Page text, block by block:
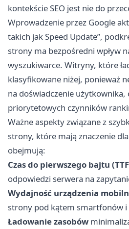
kontekście SEO jest nie do
Wprowadzenie przez Google
takich jak Speed Update”,
strony ma bezpośredni wpływ
wyszukiwarce. Witryny, które
klasyfikowane niżej, ponieważ
na doświadczenie użytkownika,
priorytetowych czynników
Ważne aspekty związane z
strony, które mają znaczenie
obejmują:
Czas do pierwszego bajtu
odpowiedzi serwera na
Wydajność urządzenia
strony pod kątem smartfonów i
Ładowanie zasobów